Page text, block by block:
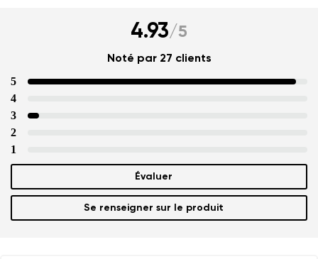
4.93/5
Noté par 27 clients
5
4
3
2
1
Évaluer
Se renseigner sur le produit